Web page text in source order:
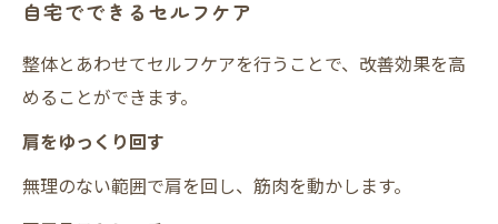
自宅でできるセルフケア
整体とあわせてセルフケアを行うことで、改善効果を高
めることができます。
肩をゆっくり回す
無理のない範囲で肩を回し、筋肉を動かします。